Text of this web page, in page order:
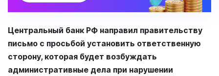
Центральный банк РФ направил правительству
письмо с просьбой установить ответственную
сторону, которая будет возбуждать
административные дела при нарушении